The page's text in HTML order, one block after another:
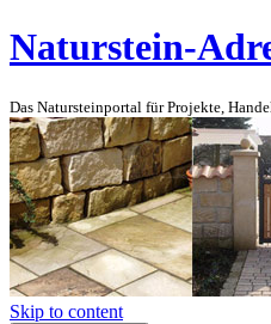
Naturstein-
Das Natursteinportal für Projekte,
Skip to content